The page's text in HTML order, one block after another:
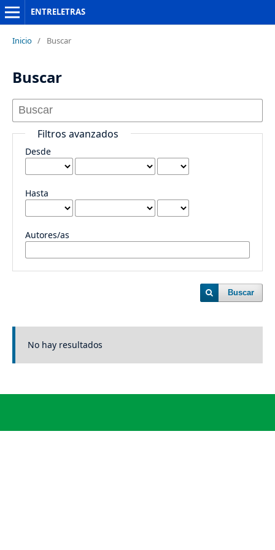
ENTRELETRAS
Inicio / Buscar
Buscar
Filtros avanzados
Desde
Hasta
Autores/as
Buscar
No hay resultados